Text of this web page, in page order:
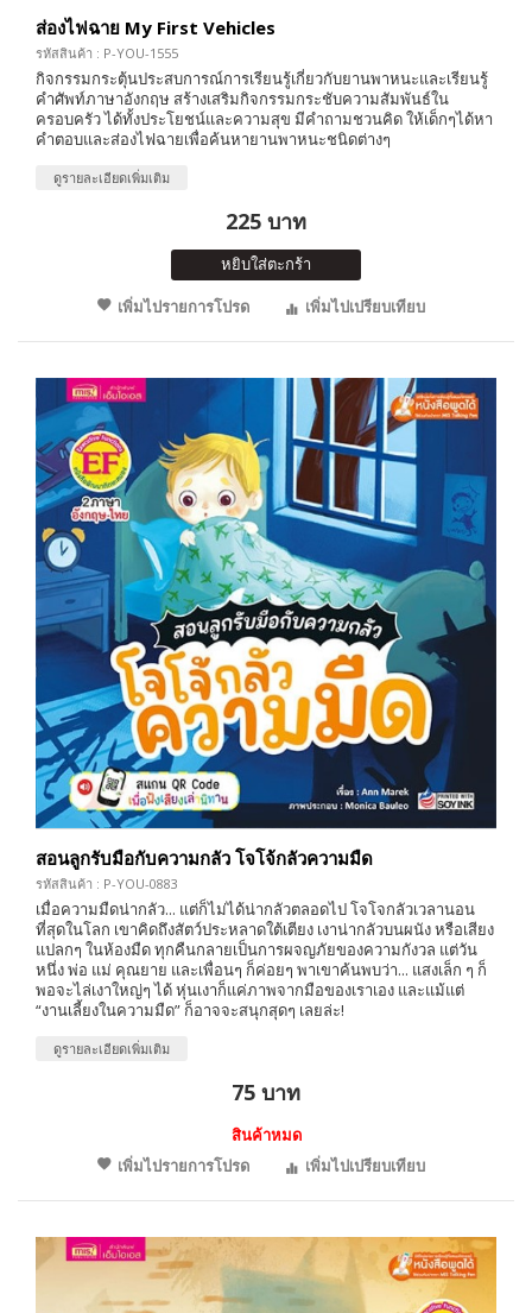
ส่องไฟฉาย My First Vehicles
รหัสสินค้า : P-YOU-1555
กิจกรรมกระตุ้นประสบการณ์การเรียนรู้เกี่ยวกับยานพาหนะและเรียนรู้
คำศัพท์ภาษาอังกฤษ สร้างเสริมกิจกรรมกระชับความสัมพันธ์ใน
ครอบครัว ได้ทั้งประโยชน์และความสุข มีคำถามชวนคิด ให้เด็กๆได้หา
คำตอบและส่องไฟฉายเพื่อค้นหายานพาหนะชนิดต่างๆ
ดูรายละเอียดเพิ่มเติม
225 บาท
หยิบใส่ตะกร้า
เพิ่มไปรายการโปรด
เพิ่มไปเปรียบเทียบ
สอนลูกรับมือกับความกลัว โจโจ้กลัวความมืด
รหัสสินค้า : P-YOU-0883
เมื่อความมืดน่ากลัว... แต่ก็ไม่ได้น่ากลัวตลอดไป โจโจกลัวเวลานอน
ที่สุดในโลก เขาคิดถึงสัตว์ประหลาดใต้เตียง เงาน่ากลัวบนผนัง หรือเสียง
แปลกๆ ในห้องมืด ทุกคืนกลายเป็นการผจญภัยของความกังวล แต่วัน
หนึ่ง พ่อ แม่ คุณยาย และเพื่อนๆ ก็ค่อยๆ พาเขาค้นพบว่า... แสงเล็ก ๆ ก็
พอจะไล่เงาใหญ่ๆ ได้ หุ่นเงาก็แค่ภาพจากมือของเราเอง และแม้แต่
“งานเลี้ยงในความมืด” ก็อาจจะสนุกสุดๆ เลยล่ะ!
ดูรายละเอียดเพิ่มเติม
75 บาท
สินค้าหมด
เพิ่มไปรายการโปรด
เพิ่มไปเปรียบเทียบ